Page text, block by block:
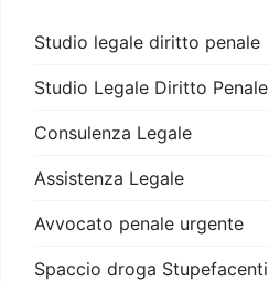
Studio legale diritto penale
Studio Legale Diritto Penale
Consulenza Legale
Assistenza Legale
Avvocato penale urgente
Spaccio droga Stupefacenti